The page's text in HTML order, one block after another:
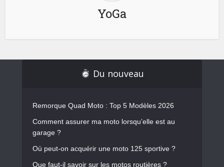
YoGa
Du nouveau
Remorque Quad Moto : Top 5 Modèles 2026
Comment assurer ma moto lorsqu’elle est au
garage ?
Où peut-on acquérir une moto 125 sportive ?
Que faut-il savoir sur les motos routières ?